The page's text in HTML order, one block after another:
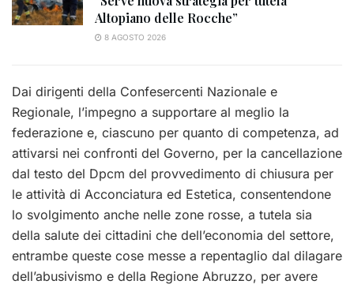
Altopiano delle Rocche”
8 AGOSTO 2026
Dai dirigenti della Confesercenti Nazionale e
Regionale, l’impegno a supportare al meglio la
federazione e, ciascuno per quanto di competenza, ad
attivarsi nei confronti del Governo, per la cancellazione
dal testo del Dpcm del provvedimento di chiusura per
le attività di Acconciatura ed Estetica, consentendone
lo svolgimento anche nelle zone rosse, a tutela sia
della salute dei cittadini che dell’economia del settore,
entrambe queste cose messe a repentaglio dal dilagare
dell’abusivismo e della Regione Abruzzo, per avere